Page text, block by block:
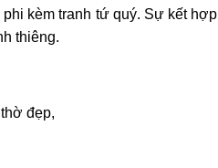
kèm tranh tứ quý. Sự kết hợp
thiêng.